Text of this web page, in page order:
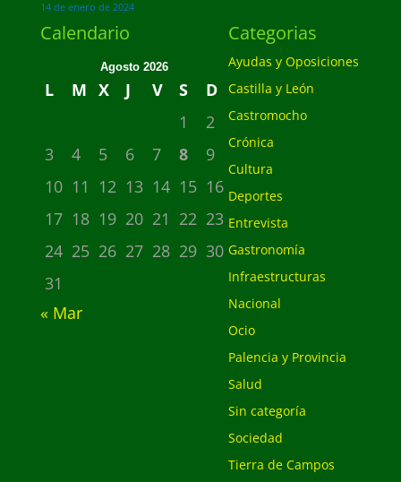
14 de enero de 2024
Calendario
Agosto 2026
L M X J V S
D
1
2
3
4 5 6 7 8
9
10 11 12 13 14 15 16
17 18 19 20 21 22 23
24 25 26 27 28 29 30
31
« Mar
Categorias
Ayudas y Oposiciones
Castilla y León
Castromocho
Crónica
Cultura
Deportes
Entrevista
Gastronomía
Infraestructuras
Nacional
Ocio
Palencia y Provincia
Salud
Sin categoría
Sociedad
Tierra de Campos